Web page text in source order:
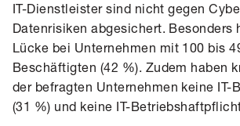
IT-Dienstleister sind nicht gegen
Datenrisiken abgesichert. Besonders
Lücke bei Unternehmen mit 100 bis
Beschäftigten (42 %). Zudem haben
der befragten Unternehmen keine IT-
(31 %) und keine IT-